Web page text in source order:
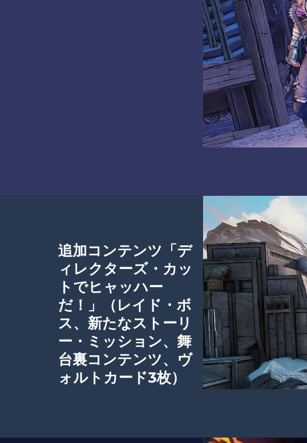
追加コンテンツ「デ
ィレクターズ・カッ
トでヒャッハー
だ！」（レイド・ボ
ス、新たなストーリ
ー・ミッション、舞
台裏コンテンツ、ヴ
ォルトカード3枚）